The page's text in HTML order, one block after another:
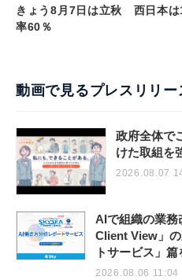
きょう8月7日は立秋 西日本は
率60％
動画で見るプレスリリー
政府全体で
けた取組を
2026.08.07
AIで組織の業務
Client View」
トサービス」篇
2026.08.06 11:04